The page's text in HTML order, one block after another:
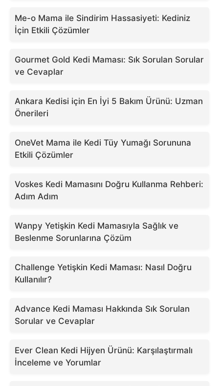
Me-o Mama ile Sindirim Hassasiyeti: Kediniz
İçin Etkili Çözümler
Gourmet Gold Kedi Maması: Sık Sorulan Sorular
ve Cevaplar
Ankara Kedisi için En İyi 5 Bakım Ürünü: Uzman
Önerileri
OneVet Mama ile Kedi Tüy Yumağı Sorununa
Etkili Çözümler
Voskes Kedi Mamasını Doğru Kullanma Rehberi:
Adım Adım
Wanpy Yetişkin Kedi Mamasıyla Sağlık ve
Beslenme Sorunlarına Çözüm
Challenge Yetişkin Kedi Maması: Nasıl Doğru
Kullanılır?
Advance Kedi Maması Hakkında Sık Sorulan
Sorular ve Cevaplar
Ever Clean Kedi Hijyen Ürünü: Karşılaştırmalı
İnceleme ve Yorumlar